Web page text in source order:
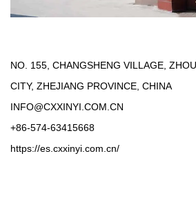
NO. 155, CHANGSHENG VILLAGE,
CITY, ZHEJIANG PROVINCE, CHINA
INFO@CXXINYI.COM.CN
+86-574-63415668
https://es.cxxinyi.com.cn/